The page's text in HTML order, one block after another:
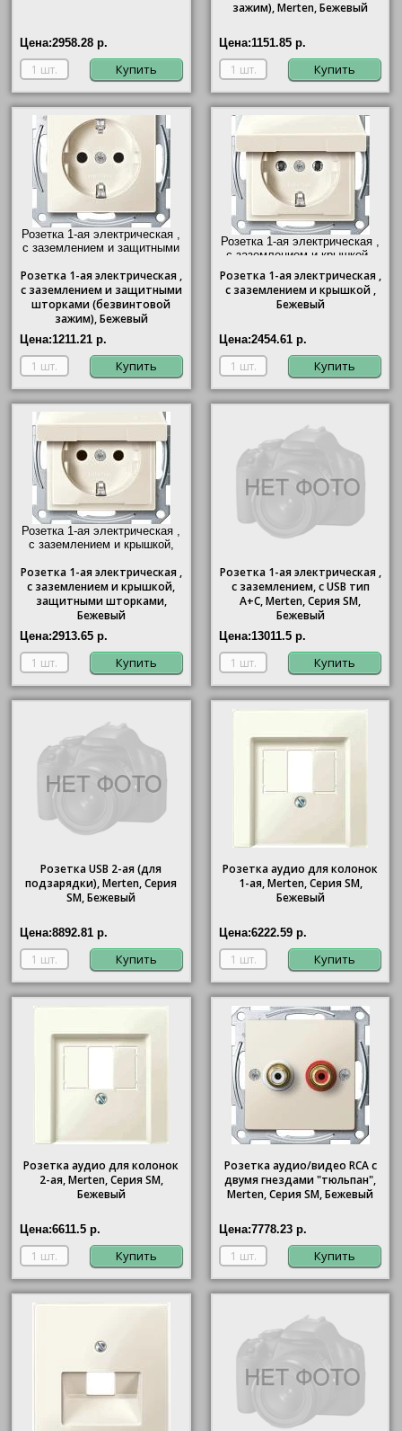
Цена:2958.28 р.
Купить
зажим), Merten, Бежевый
Цена:1151.85 р.
Купить
Розетка 1-ая электрическая ,
с заземлением и защитными
зажим), Бежевый"/>
Розетка1-ая электрическая ,
с заземлением и защитными
шторками (безвинтовой
зажим), Бежевый
Цена:1211.21 р.
Купить
Розетка 1-ая электрическая ,
с заземлением и крышкой ,
Розетка1-ая электрическая ,
с заземлением и крышкой ,
Бежевый
Цена:2454.61 р.
Купить
Розетка 1-ая электрическая ,
с заземлением и крышкой,
Бежевый"/>
Розетка1-ая электрическая ,
с заземлением и крышкой,
защитными шторками,
Бежевый
Цена:2913.65 р.
Купить
Розетка 1-ая электрическая ,
с заземлением, c USB тип
A+C, Merten, Серия SM,
Бежевый
Цена:13011.5 р.
Купить
Розетка USB 2-ая (для
подзарядки), Merten, Серия
SM, Бежевый
Цена:8892.81 р.
Купить
Розетка аудио для колонок
1-ая, Merten, Серия SM,
Бежевый
Цена:6222.59 р.
Купить
Розетка аудио для колонок
2-ая, Merten, Серия SM,
Бежевый
Цена:6611.5 р.
Купить
Розетка аудио/видео RCA с
двумя гнездами "тюльпан",
Merten, Серия SM, Бежевый
Цена:7778.23 р.
Купить